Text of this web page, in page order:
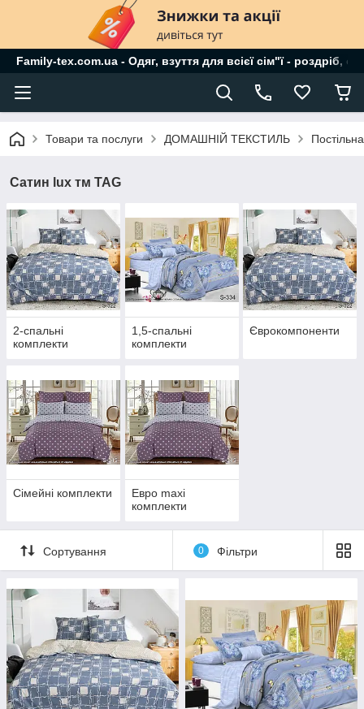
Family-tex.com.ua - Одяг, взуття для всієї сім"ї - роздріб,
Товари та послуги ДОМАШНІЙ ТЕКСТИЛЬ
Сатин lux тм TAG
2-спальні
комплекти
1,5-спальні
комплекти
Єврокомпоненти
Сімейні комплекти
Eвро maxi
комплекти
Сортування 0 Фільтри